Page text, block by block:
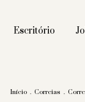
Escritório
Início . Correias .